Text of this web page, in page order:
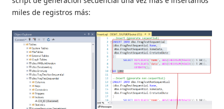
miles de registros más: